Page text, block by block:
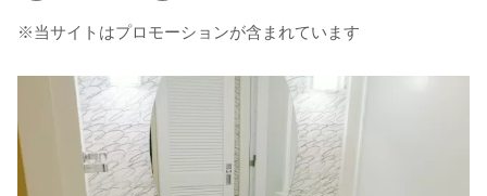
※当サイトはプロモーションが含まれています